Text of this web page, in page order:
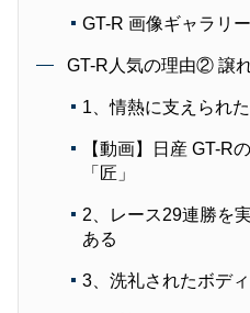
GT-R 画像ギャラリー
GT-R人気の理由② 譲
1、情熱に支えられ
【動画】日産 GT-R
「匠」
2、レース29連勝を
ある
3、洗礼されたボデ